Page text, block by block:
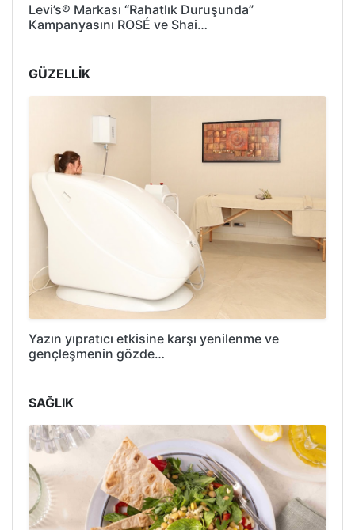
Levi’s® Markası “Rahatlık Duruşunda”
Kampanyasını ROSÉ ve Shai…
GÜZELLİK
Yazın yıpratıcı etkisine karşı yenilenme ve
gençleşmenin gözde…
SAĞLIK